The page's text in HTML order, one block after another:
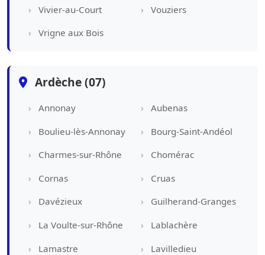
Vivier-au-Court
Vouziers
Vrigne aux Bois
Ardèche (07)
Annonay
Aubenas
Boulieu-lès-Annonay
Bourg-Saint-Andéol
Charmes-sur-Rhône
Chomérac
Cornas
Cruas
Davézieux
Guilherand-Granges
La Voulte-sur-Rhône
Lablachère
Lamastre
Lavilledieu